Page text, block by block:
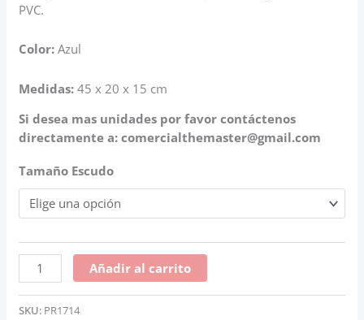
PVC.
Color:Azul
Medidas:45 x 20 x 15 cm
Si desea mas unidades por favor contáctenos
directamente a: comercialthemaster@gmail.com
Tamaño Escudo
Añadir al carrito
SKU: PR1714